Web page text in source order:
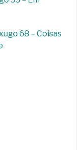
68 – Coisas